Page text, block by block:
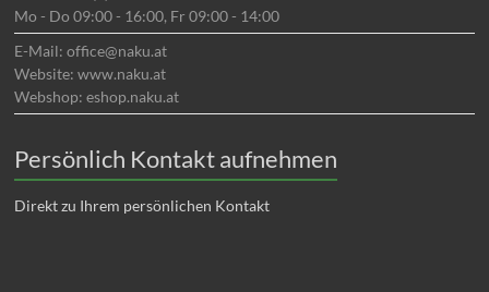
Mo - Do 09:00 - 16:00, Fr 09:00 - 14:00
E-Mail: office@naku.at
Website: www.naku.at
Webshop: eshop.naku.at
Persönlich Kontakt aufnehmen
Direkt zu Ihrem persönlichen Kontakt